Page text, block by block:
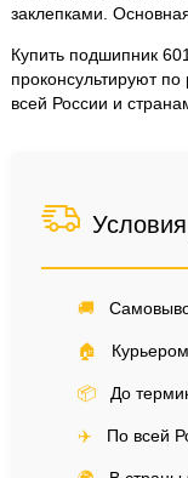
заклепками.
Купить подшипник
проконсультируют
всей России и
🚚
🏠
📦 До
✈️ По всей